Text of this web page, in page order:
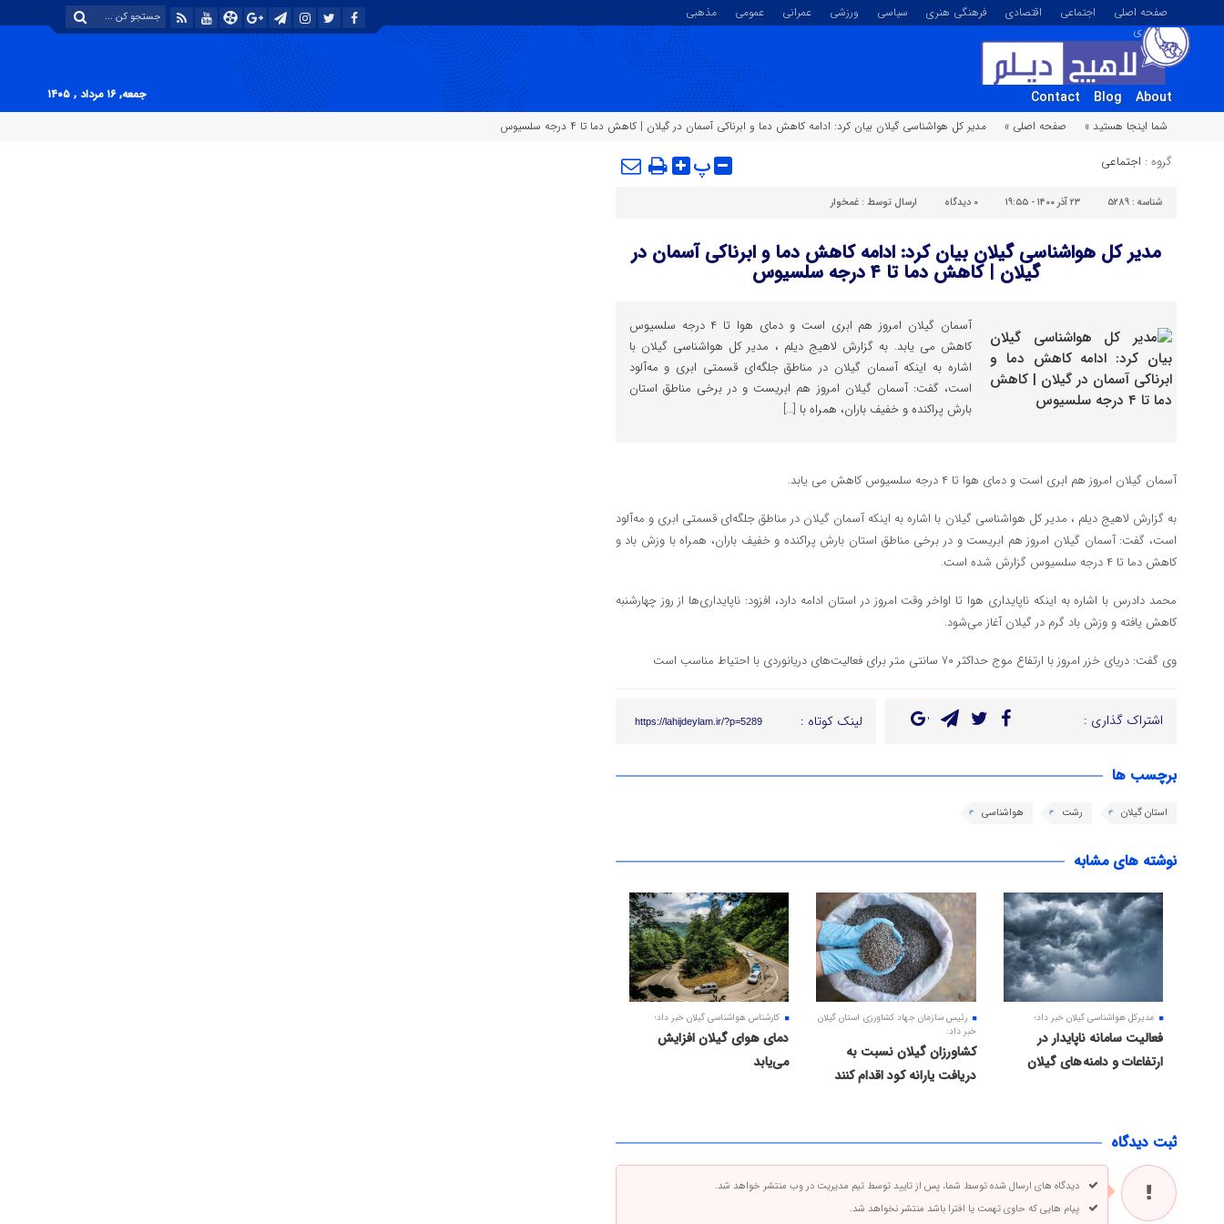
صفحه اصلی اجتماعی اقتصادی فرهنگی هنری سیاسی ورزشی عمرانی عمومی
مذهبی
تصویری
About
Blog
Contact
جمعه, ۱۶ مرداد , ۱۴۰۵
شما اینجا هستید »
صفحه اصلی » مدیر کل هواشناسی گیلان بیان کرد: ادامه کاهش دما و ابرناکی آسمان در گیلان | کاهش دما تا ۴ درجه سلسیوس
گروه : اجتماعی پ
شناسه : ۵۲۸۹ ۲۳ آذر ۱۴۰۰ - ۱۹:۵۵ ۰ دیدگاه ارسال توسط : غمخوار
مدیر کل هواشناسی گیلان بیان کرد: ادامه کاهش دما و ابرناکی آسمان در
گیلان | کاهش دما تا ۴ درجه سلسیوس
آسمان گیلان امروز هم ابری است و دمای هوا تا ۴ درجه سلسیوس
کاهش می یابد. به گزارش لاهیج دیلم ، مدیر کل هواشناسی گیلان با
اشاره به اینکه آسمان گیلان در مناطق جلگه‌ای قسمتی ابری و مه‌آلود
است، گفت: آسمان گیلان امروز هم ابریست و در برخی مناطق استان
بارش پراکنده و خفیف باران، همراه با […]
آسمان گیلان امروز هم ابری است و دمای هوا تا ۴ درجه سلسیوس کاهش می یابد.
به گزارش لاهیج دیلم ، مدیر کل هواشناسی گیلان با اشاره به اینکه آسمان گیلان در مناطق جلگه‌ای قسمتی ابری و مه‌آلود
است، گفت: آسمان گیلان امروز هم ابریست و در برخی مناطق استان بارش پراکنده و خفیف باران، همراه با وزش باد و
کاهش دما تا ۴ درجه سلسیوس گزارش شده است.
محمد دادرس با اشاره به اینکه ناپایداری هوا تا اواخر وقت امروز در استان ادامه دارد، افزود: ناپایداری‌ها از روز چهارشنبه
کاهش یافته و وزش باد گرم در گیلان آغاز می‌شود.
وی گفت: دریای خزر امروز با ارتفاع موج حداکثر ۷۰ سانتی متر برای فعالیت‌های دریانوردی با احتیاط مناسب است
اشتراک گذاری : لینک کوتاه : https://lahijdeylam.ir/?p=5289
برچسب ها
استان گیلان رشت هواشناسی
نوشته های مشابه
مدیرکل هواشناسی گیلان خبر داد؛
فعالیت سامانه ناپایدار در
ارتفاعات و دامنه های گیلان
رئیس سازمان جهاد کشاورزی استان گیلان
خبر داد:
کشاورزان گیلان نسبت به
دریافت یارانه کود اقدام کنند
کارشناس هواشناسی گیلان خبر داد؛
دمای هوای گیلان افزایش
می‌یابد
ثبت دیدگاه
دیدگاه های ارسال شده توسط شما، پس از تایید توسط تیم مدیریت در وب منتشر خواهد شد.
پیام هایی که حاوی تهمت یا افترا باشد منتشر نخواهد شد.